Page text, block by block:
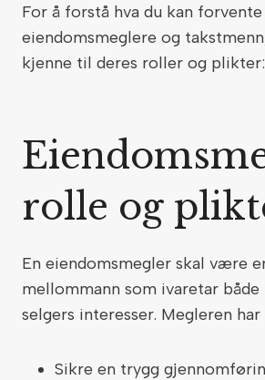
For å forstå hva du kan forvente
eiendomsmeglere og
kjenne til deres roller og plikter:
rolle og
En eiendomsmegler skal være
mellommann som ivaretar
selgers interesser. Megleren har
Sikre en trygg